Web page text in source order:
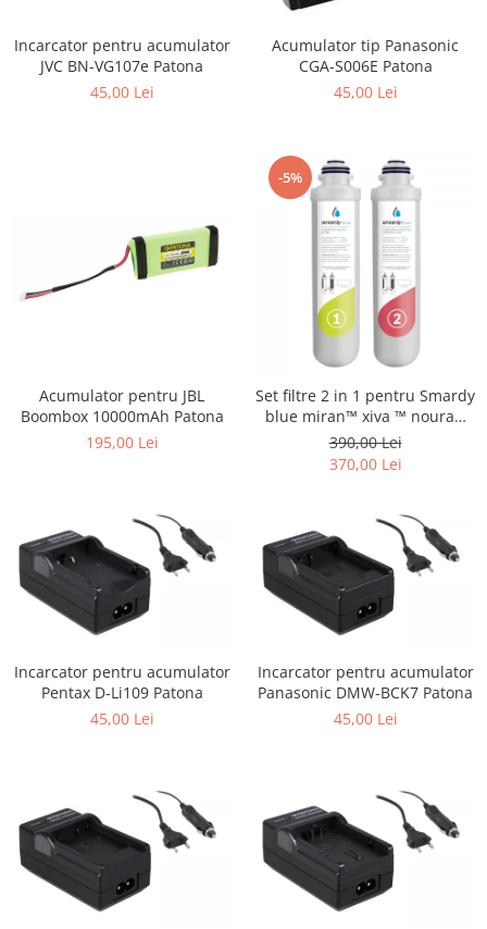
Laptop
POS/Scanere coduri de bare
Camere video
tableta
Telefoane mobile
Produse de bucatarie kjøk
Pachete Promo
Incarcatoare & acumulatori
Bec LED
E27
Blițuri și lumini foto/video
Telefoane mobile
Casti
Telefoane mobile
Custi aparate foto-video
Incarcator pentru acumulator
JVC BN-VG107e Patona
45,00 Lei
Acumulator tip Panasonic
CGA-S006E Patona
45,00 Lei
Acumulator pentru JBL
Boombox 10000mAh Patona
195,00 Lei
-5%
Set filtre 2 in 1 pentru Smardy
blue miran™ xiva ™ noura™
zagora ™ schimbare la 6 luni
390,00 Lei
370,00 Lei
Incarcator pentru acumulator
Pentax D-Li109 Patona
45,00 Lei
Incarcator pentru acumulator
Panasonic DMW-BCK7 Patona
45,00 Lei